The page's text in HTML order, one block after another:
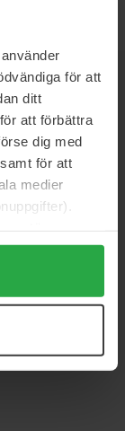
för att
ditt
att förbättra
dig med
för att
medier
du
anpassa
helst återkalla
ontvangen?